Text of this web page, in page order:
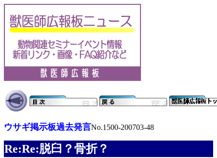
ウサギ掲示板過去発言No.1500-200703-48
Re:Re:脱臼？骨折？